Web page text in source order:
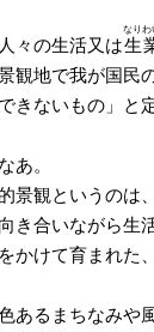
々の生活又は生
なりわ
観地で我が国民
きないもの」と
あ。
景観というのは
き合いながら生
かけて育まれた
あるまちなみや